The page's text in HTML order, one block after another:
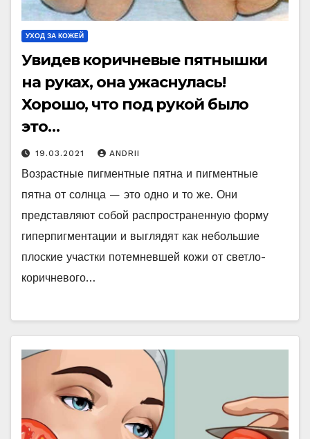
УХОД ЗА КОЖЕЙ
Увидев коричневые пятнышки
на руках, она ужаснулась!
Хорошо, что под рукой было
это…
19.03.2021 ANDRII
Возрастные пигментные пятна и пигментные
пятна от солнца — это одно и то же. Они
представляют собой распространенную форму
гиперпигментации и выглядят как небольшие
плоские участки потемневшей кожи от светло-
коричневого…